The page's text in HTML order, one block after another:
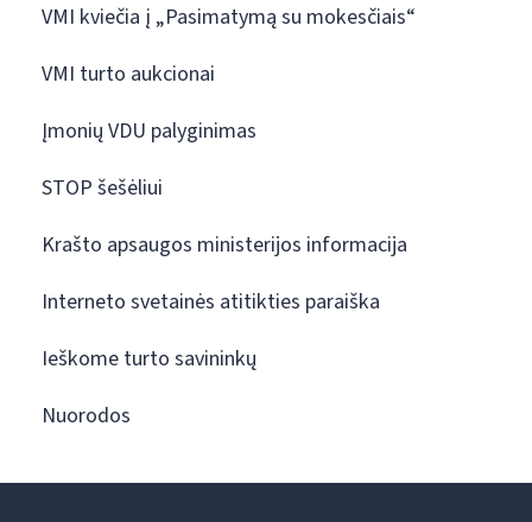
VMI kviečia į „Pasimatymą su mokesčiais“
VMI turto aukcionai
Įmonių VDU palyginimas
STOP šešėliui
Krašto apsaugos ministerijos informacija
Interneto svetainės atitikties paraiška
Ieškome turto savininkų
Nuorodos